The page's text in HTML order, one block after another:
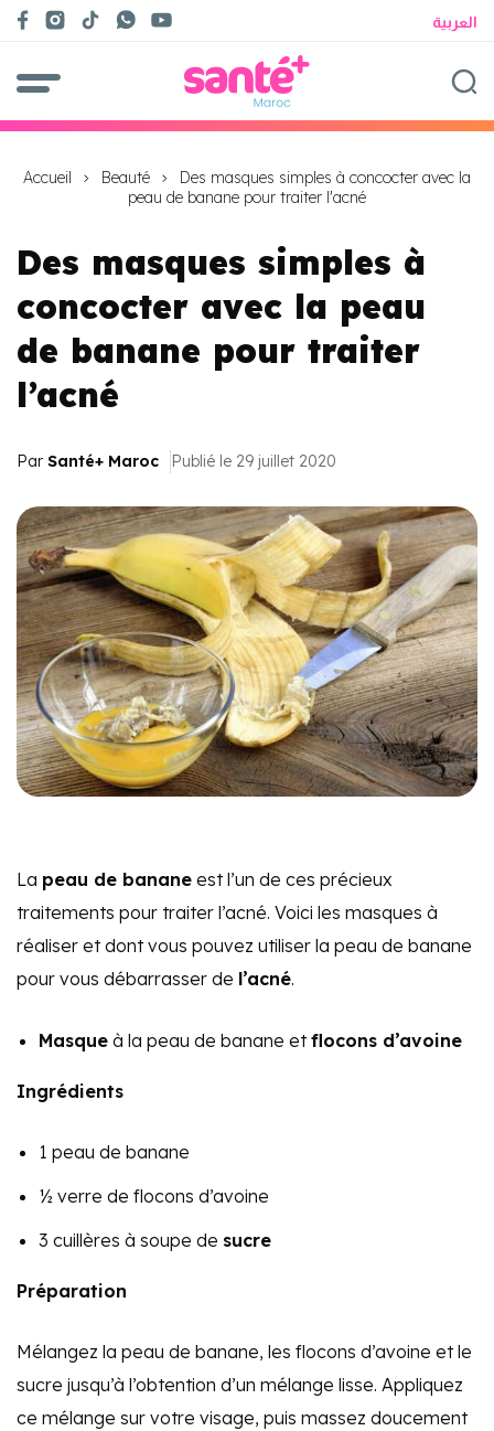
العربية
Accueil Beauté
Des masques simples à concocter avec la
peau de banane pour traiter l'acné
Des masques simples à
concocter avec la peau
de banane pour traiter
l’acné
Par Santé+ Maroc Publié le 29 juillet 2020
La peau de banane est l’un de ces précieux
traitements pour traiter l’acné. Voici les masques à
réaliser et dont vous pouvez utiliser la peau de banane
pour vous débarrasser de l’acné.
Masque à la peau de banane etflocons d’avoine
Ingrédients
1 peau de banane
½ verre de flocons d’avoine
3 cuillères à soupe de sucre
Préparation
Mélangez la peau de banane, les flocons d’avoine et le
sucre jusqu’à l’obtention d’un mélange lisse. Appliquez
ce mélange sur votre visage, puis massez doucement